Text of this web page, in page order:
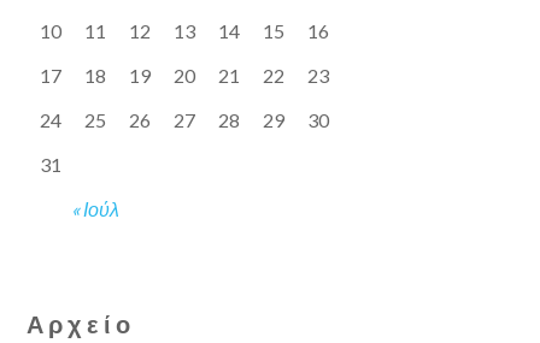
« Ιούλ
10
11 12 13 14 15
16
17
18 19 20 21 22
23
24
25 26 27 28 29
30
31
Αρχείο